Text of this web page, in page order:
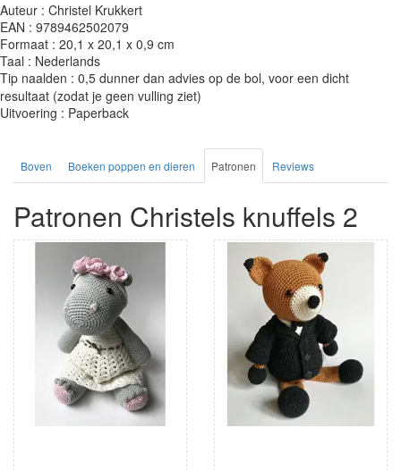
Auteur : Christel Krukkert
EAN : 9789462502079
Formaat : 20,1 x 20,1 x 0,9 cm
Taal : Nederlands
Tip naalden : 0,5 dunner dan advies op de bol, voor een dicht
resultaat (zodat je geen vulling ziet)
Uitvoering : Paperback
Boven Boeken poppen en dieren Patronen Reviews
Patronen Christels knuffels 2